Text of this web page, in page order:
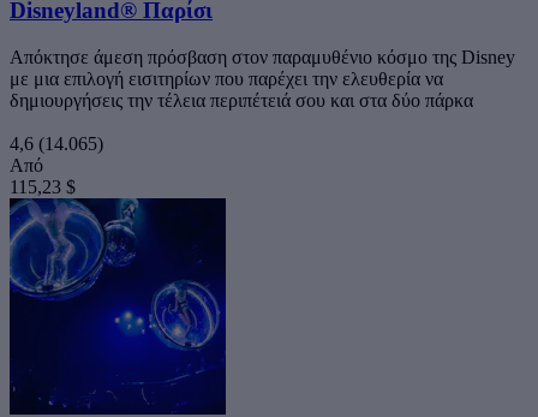
Disneyland® Παρίσι
Απόκτησε άμεση πρόσβαση στον παραμυθένιο κόσμο της Disney
με μια επιλογή εισιτηρίων που παρέχει την ελευθερία να
δημιουργήσεις την τέλεια περιπέτειά σου και στα δύο πάρκα
4,6 (14.065)
Από
115,23 $